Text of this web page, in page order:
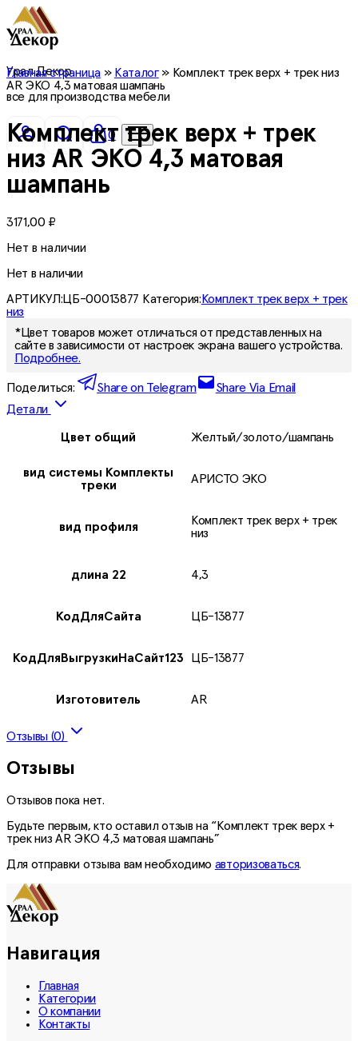
Урал Декор
все для производства мебели
0
Главная страница» Каталог» Комплект трек верх + трек низ
AR ЭКО 4,3 матовая шампань
Комплект трек верх + трек
низ AR ЭКО 4,3 матовая
шампань
3171,00 ₽
Нет в наличии
Нет в наличии
АРТИКУЛ:ЦБ-00013877 Категория: Комплект трек верх + трек
низ
*Цвет товаров может отличаться от представленных на
сайте в зависимости от настроек экрана вашего устройства.
Подробнее.
Поделиться: Share on Telegram
Share Via Email
Детали
Цвет общий Желтый/золото/шампань
вид системы Комплекты
треки
АРИСТО ЭКО
вид профиля
Комплект трек верх + трек
низ
длина 22 4,3
КодДляСайта ЦБ-13877
КодДляВыгрузкиНаСайт123 ЦБ-13877
Изготовитель AR
Отзывы (0)
Отзывы
Отзывов пока нет.
Будьте первым, кто оставил отзыв на “Комплект трек верх +
трек низ AR ЭКО 4,3 матовая шампань”
Для отправки отзыва вам необходимо авторизоваться.
Навигация
Главная
Категории
О компании
Контакты